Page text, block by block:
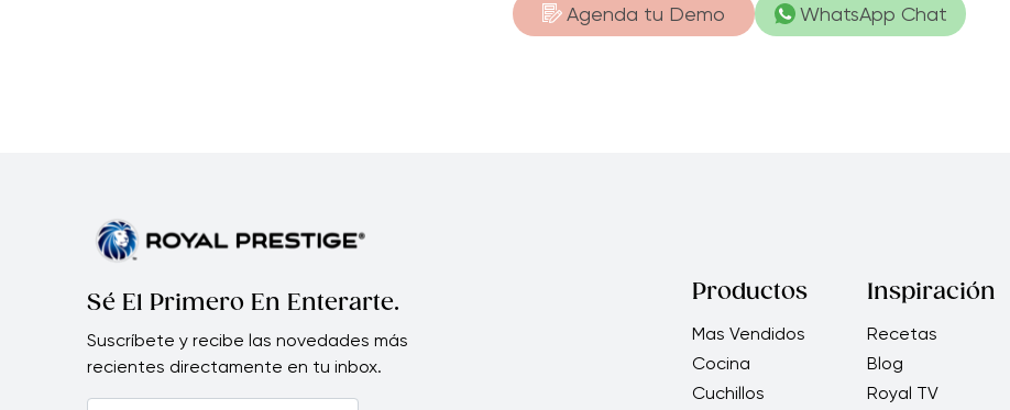
Agenda tu Demo WhatsApp Chat
Sé El Primero En Enterarte.
Suscríbete y recibe las novedades más
recientes directamente en tu inbox.
Productos
Mas Vendidos
Cocina
Cuchillos
Inspiración
Recetas
Blog
Royal TV